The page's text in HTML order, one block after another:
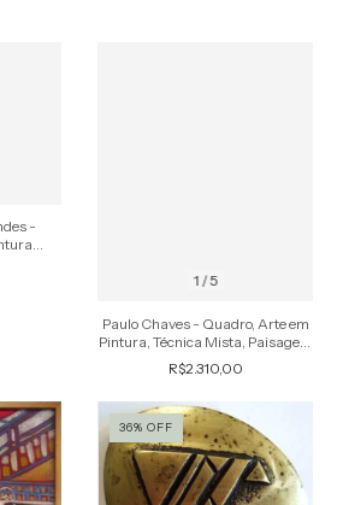
-
c/
1 /5
Paulo Chaves - Quadro, Arte em
Pintura, Técnica Mista, Paisagem
Interior II, de 1966
R$2.310,00
36% OFF